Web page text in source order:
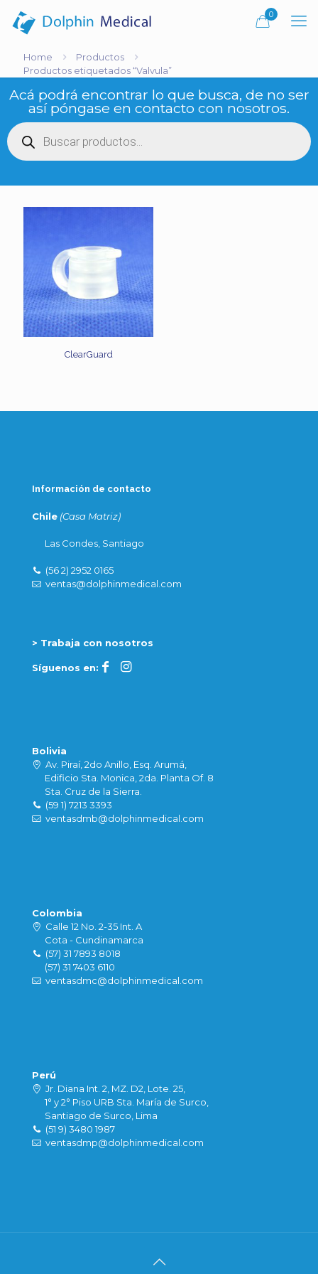
0
Home
Productos
Productos etiquetados “Valvula”
Acá podrá encontrar lo que busca, de no ser
así póngase en contacto con nosotros.
Búsqueda
de
productos
ClearGuard
Información de contacto
Chile (Casa Matriz)
Las Condes, Santiago
(56 2) 2952 0165
ventas@dolphinmedical.com
> Trabaja con nosotros
Síguenos en:
Bolivia
Av. Piraí, 2do Anillo, Esq. Arumá,
Edificio Sta. Monica, 2da. Planta Of. 8
Sta. Cruz de la Sierra.
(59 1) 7213 3393
ventasdmb@dolphinmedical.com
Colombia
Calle 12 No. 2-35 Int. A
Cota - Cundinamarca
(57) 31 7893 8018
(57) 31 7403 6110
ventasdmc@dolphinmedical.com
Perú
Jr. Diana Int. 2, MZ. D2, Lote. 25,
1° y 2° Piso URB Sta. María de Surco,
Santiago de Surco, Lima
(51 9) 3480 1987
ventasdmp@dolphinmedical.com